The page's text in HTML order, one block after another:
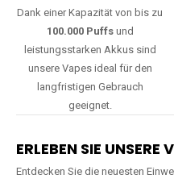
Dank einer Kapazität von bis zu
100.000 Puffsund
leistungsstarken Akkus sind
unsere Vapes ideal für den
langfristigen Gebrauch
geeignet.
ERLEBEN SIE UNSERE
Entdecken Sie die neuesten